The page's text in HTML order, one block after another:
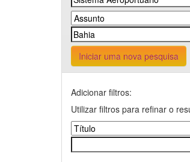
Iniciar uma nova pesquisa
Adicionar filtros:
Utilizar filtros para refinar o